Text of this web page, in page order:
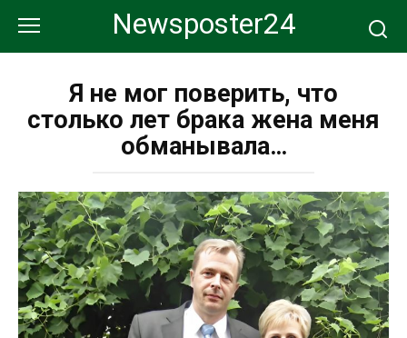
контенту
Newsposter24
Я не мог поверить, что
столько лет брака жена меня
обманывала…